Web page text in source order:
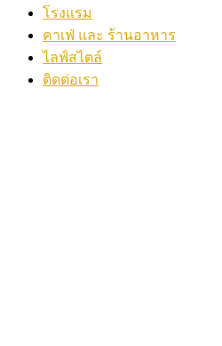
โรงแรม
คาเฟ่ และ ร้านอาหาร
ไลฟ์สไตล์
ติดต่อเรา